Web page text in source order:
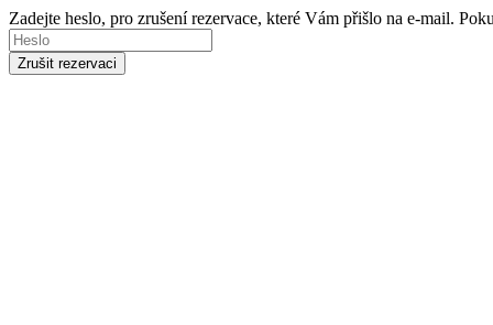
Zadejte heslo, pro zrušení rezervace, které Vám přišlo na e-mail.
Zrušit rezervaci